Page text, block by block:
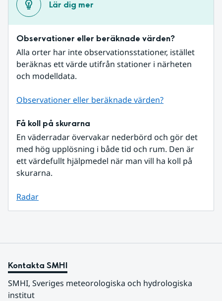
Lär dig mer
Observationer eller beräknade värden?
Alla orter har inte observationsstationer, istället
beräknas ett värde utifrån stationer i närheten
och modelldata.
Observationer eller beräknade värden?
Få koll på skurarna
En väderradar övervakar nederbörd och gör det
med hög upplösning i både tid och rum. Den är
ett värdefullt hjälpmedel när man vill ha koll på
skurarna.
Radar
Kontakta SMHI
SMHI, Sveriges meteorologiska och hydrologiska
institut